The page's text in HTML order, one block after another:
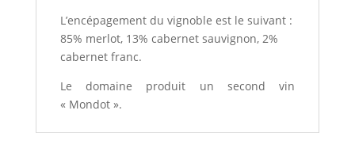
L’encépagement du vignoble est le suivant :
85% merlot, 13% cabernet sauvignon, 2%
cabernet franc.
Le domaine produit un second vin
« Mondot ».